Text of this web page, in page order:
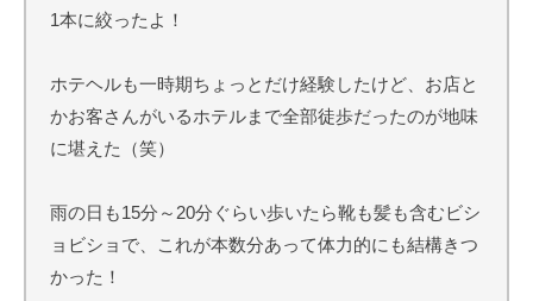
1本に絞ったよ！
ホテヘルも一時期ちょっとだけ経験したけど、お店と
かお客さんがいるホテルまで全部徒歩だったのが地味
に堪えた（笑）
雨の日も15分～20分ぐらい歩いたら靴も髪も含むビシ
ョビショで、これが本数分あって体力的にも結構きつ
かった！